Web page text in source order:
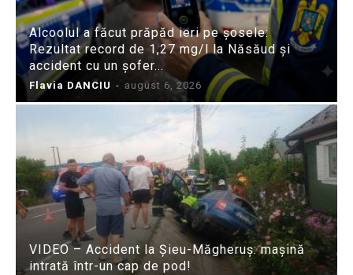
Alcoolul a făcut prăpăd ieri pe șosele:
Rezultat record de 1,27 mg/l la Năsăud și
accident cu un șofer...
Flavia DANCIU - august 6, 2026
VIDEO – Accident la Șieu-Măgheruș: mașină
intrată într-un cap de pod!